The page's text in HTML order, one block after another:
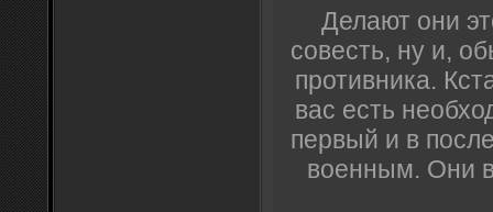
Делают они
совесть, ну и,
противника.
вас есть
первый и в
военным. Они